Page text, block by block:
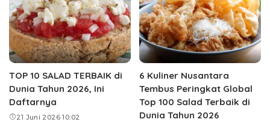
TOP 10 SALAD TERBAIK di
Dunia Tahun 2026, Ini
Daftarnya
21 Juni 2026 10:02
6 Kuliner Nusantara
Tembus Peringkat Global
Top 100 Salad Terbaik di
Dunia Tahun 2026